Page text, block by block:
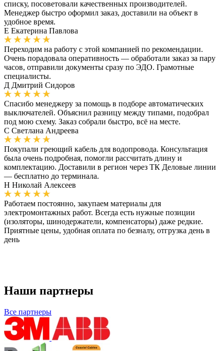
списку, посоветовали качественных производителей.
Менеджер быстро оформил заказ, доставили на объект в
удобное время.
Е Екатерина Павлова
Переходим на работу с этой компанией по рекомендации.
Очень порадовала оперативность — обработали заказ за пару
часов, отправили документы сразу по ЭДО. Грамотные
специалисты.
Д Дмитрий Сидоров
Спасибо менеджеру за помощь в подборе автоматических
выключателей. Объяснил разницу между типами, подобрал
под мою схему. Заказ собрали быстро, всё на месте.
С Светлана Андреева
Покупали греющий кабель для водопровода. Консультация
была очень подробная, помогли рассчитать длину и
комплектацию. Доставили в регион через ТК Деловые линии
— бесплатно до терминала.
Н Николай Алексеев
Работаем постоянно, закупаем материалы для
электромонтажных работ. Всегда есть нужные позиции
(изоляторы, шинодержатели, компенсаторы) даже редкие.
Приятные цены, удобная оплата по безналу, отгрузка день в
день
Наши партнеры
Все партнеры